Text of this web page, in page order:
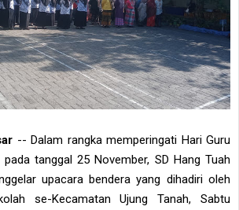
-- Dalam rangka memperingati Hari Guru
tanggal 25 November, SD Hang Tuah
upacara bendera yang dihadiri oleh
se-Kecamatan Ujung Tanah, Sabtu